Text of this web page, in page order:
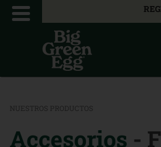
NUESTROS PRODUCTOS
Accesorios -